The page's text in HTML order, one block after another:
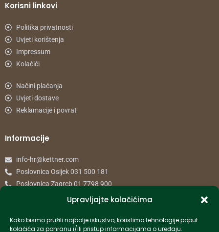
Upravljajte kolačićima
Kako bismo pružili najbolje iskustvo, koristimo tehnologije poput
kolačića za pohranu i/ili pristup informacijama o uređaju.
Korisni linkovi
Politika privatnosti
Uvjeti korištenja
Impressum
Kolačići
Načini plaćanja
Uvjeti dostave
Reklamacije i povrat
Informacije
info-hr@kettner.com
Poslovnica Osijek 031 500 181
Poslovnica Zagreb 01 7798 900